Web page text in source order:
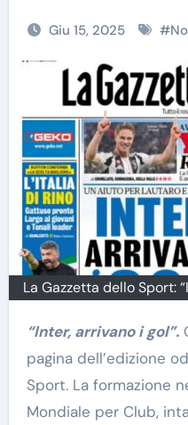
Giu 15, 2025 #
La Gazzetta dello Sport:
“Inter, arrivano i gol”.
pagina dell’edizione
Sport. La formazione
Mondiale per Club,